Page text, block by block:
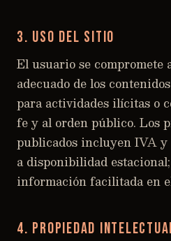
3. Uso del sitio
El usuario se compromete
adecuado de los
para actividades ilícitas o
fe y al orden público. Los
publicados incluyen IVA y
a disponibilidad
información facilitada en
4. Propiedad